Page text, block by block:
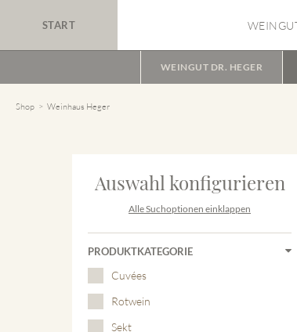
START
WEINGUT DR. HEGER
Shop Weinhaus Heger
Auswahl konfigurieren
Alle Suchoptionen einklappen
PRODUKTKATEGORIE
Cuvées
Rotwein
Sekt